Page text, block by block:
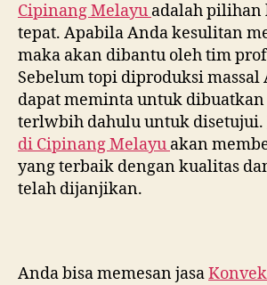
Cipinang Melayu adalah pilihan
tepat. Apabila Anda kesulitan
maka akan dibantu oleh tim
Sebelum topi diproduksi massal
dapat meminta untuk dibuatkan
terlwbih dahulu untuk disetujui.
di Cipinang Melayu akan
yang terbaik dengan kualitas
telah dijanjikan.
Anda bisa memesan jasa